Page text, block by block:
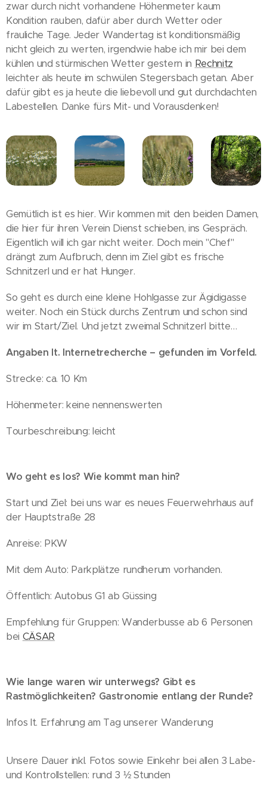
zwar durch nicht vorhandene Höhenmeter kaum
Kondition rauben, dafür aber durch Wetter oder
frauliche Tage. Jeder Wandertag ist konditionsmäßig
nicht gleich zu werten, irgendwie habe ich mir bei dem
kühlen und stürmischen Wetter gestern in Rechnitz
leichter als heute im schwülen Stegersbach getan. Aber
dafür gibt es ja heute die liebevoll und gut durchdachten
Labestellen. Danke fürs Mit- und Vorausdenken!
Gemütlich ist es hier. Wir kommen mit den beiden Damen,
die hier für ihren Verein Dienst schieben, ins Gespräch.
Eigentlich will ich gar nicht weiter. Doch mein "Chef"
drängt zum Aufbruch, denn im Ziel gibt es frische
Schnitzerl und er hat Hunger.
So geht es durch eine kleine Hohlgasse zur Ägidigasse
weiter. Noch ein Stück durchs Zentrum und schon sind
wir im Start/Ziel. Und jetzt zweimal Schnitzerl bitte…
Angaben lt. Internetrecherche – gefunden im Vorfeld.
Strecke: ca. 10 Km
Höhenmeter: keine nennenswerten
Tourbeschreibung: leicht
Wo geht es los? Wie kommt man hin?
Start und Ziel: bei uns war es neues Feuerwehrhaus auf
der Hauptstraße 28
Anreise: PKW
Mit dem Auto: Parkplätze rundherum vorhanden.
Öffentlich: Autobus G1 ab Güssing
Empfehlung für Gruppen: Wanderbusse ab 6 Personen
bei CÄSAR
Wie lange waren wir unterwegs? Gibt es
Rastmöglichkeiten? Gastronomie entlang der Runde?
Infos lt. Erfahrung am Tag unserer Wanderung
Unsere Dauer inkl. Fotos sowie Einkehr bei allen 3 Labe-
und Kontrollstellen: rund 3 ½ Stunden